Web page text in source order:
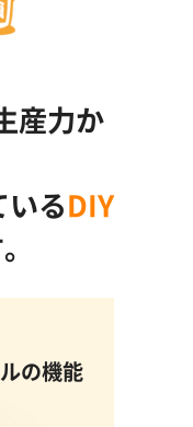
産力か
るDIY
の機能